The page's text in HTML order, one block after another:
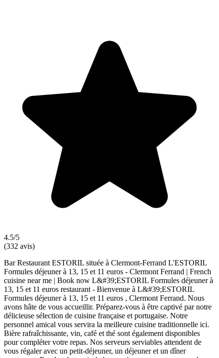
4.5/5
(332 avis)
Bar Restaurant ESTORIL située à Clermont-Ferrand L'ESTORIL
Formules déjeuner à 13, 15 et 11 euros - Clermont Ferrand | French
cuisine near me | Book now L&#39;ESTORIL Formules déjeuner à
13, 15 et 11 euros restaurant - Bienvenue à L&#39;ESTORIL
Formules déjeuner à 13, 15 et 11 euros , Clermont Ferrand. Nous
avons hâte de vous accueillir. Préparez-vous à être captivé par notre
délicieuse sélection de cuisine française et portugaise. Notre
personnel amical vous servira la meilleure cuisine traditionnelle ici.
Bière rafraîchissante, vin, café et thé sont également disponibles
pour compléter votre repas. Nos serveurs serviables attendent de
vous régaler avec un petit-déjeuner, un déjeuner et un dîner